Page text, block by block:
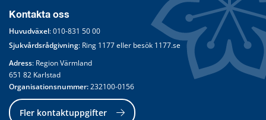
Kontakta oss
Huvudväxel: 010-831 50 00
Sjukvårdsrådgivning: Ring 1177 eller besök 1177.se
Adress: Region Värmland
651 82 Karlstad
Organisationsnummer: 232100-0156
Fler kontaktuppgifter